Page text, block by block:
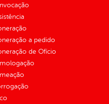
a pedido
de Ofício